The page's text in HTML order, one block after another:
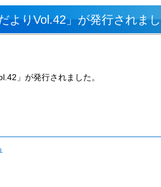
よりVol.42」が発行されま
」が発行されました。